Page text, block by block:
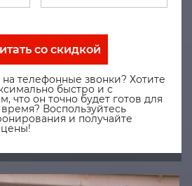
со скидкой
телефонные звонки? Хотите
быстро и с
что он точно будет готов для
Воспользуйтесь
и получайте